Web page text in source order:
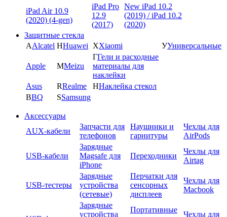
iPad Air 10.9
(2020) (4-gen)
iPad Pro
12.9
(2017)
New iPad 10.2
(2019) / iPad 10.2
(2020)
Защитные стекла
AAlcatel HHuawei XXiaomi УУниверсальные
Apple MMeizu
ГГели и расходные
материалы для
наклейки
Asus
RRealme ННаклейка стекол
BBQ SSamsung
Аксессуары
AUX-кабели
Запчасти для
телефонов
Наушники и
гарнитуры
Чехлы для
AirPods
USB-кабели
Зарядные
Magsafe для
iPhone
Переходники
Чехлы для
Airtag
USB-тестеры
Зарядные
устройства
(сетевые)
Перчатки для
сенсорных
дисплеев
Чехлы для
Macbook
Зарядные
устройства
Портативные
Чехлы для